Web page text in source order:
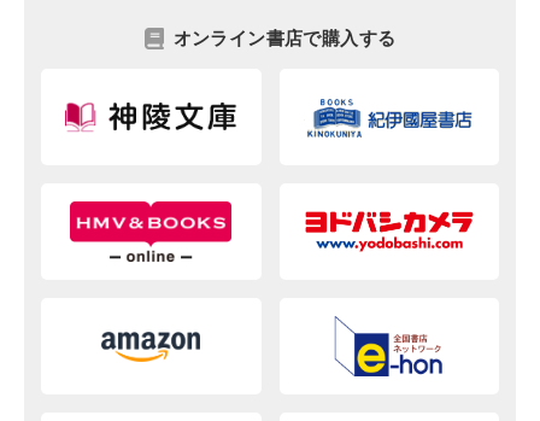
オンライン書店で購入する